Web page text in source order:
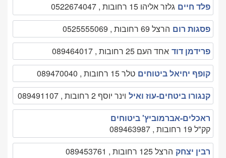
פלד חיים גלזר אליהו 15 רחובות , 0522674047
פסגות רום הרצל 69 רחובות , 0525555069
פרידמן דוד אחד העם 25 רחובות , 089464017
קופף יחיאל ביטוחים טלר 15 רחובות , 089470040
קנגורו ביטחים-עוז ואיל וינר יוסף 2 רחובות , 089491107
ראכלים-אברמוביץ' ביטוחים
קק"ל 19 רחובות , 089463987
רבין יצחק הרצל 125 רחובות , 089453761